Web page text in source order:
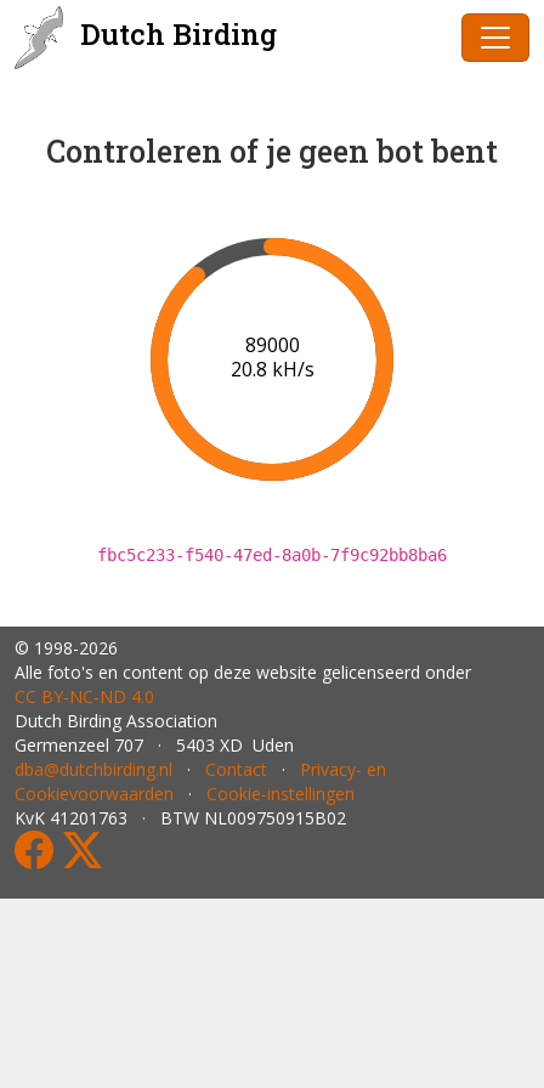
Dutch Birding
Controleren of je geen bot bent
91000
20.9 kH/s
fbc5c233-f540-47ed-8a0b-7f9c92bb8ba6
© 1998-2026
Alle foto's en content op deze website gelicenseerd onder
CC BY‑NC‑ND 4.0
Dutch Birding Association
Germenzeel 707 · 5403 XD Uden
dba@dutchbirding.nl · Contact · Privacy- en
Cookievoorwaarden · Cookie-instellingen
KvK 41201763 · BTW NL009750915B02